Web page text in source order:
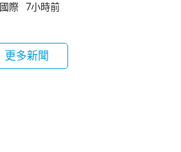
國際 7小時前
更多新聞